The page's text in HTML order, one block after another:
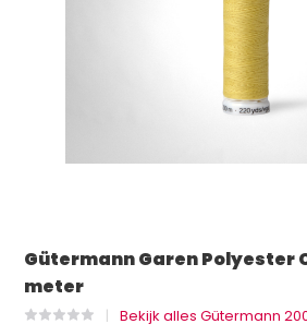
Gütermann Garen Polyester
meter
Bekijk alles Gütermann